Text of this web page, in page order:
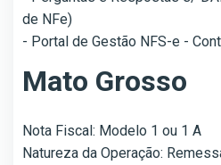
de NFe)
- Portal de Gestão NFS-e -
Mato Grosso
Nota Fiscal: Modelo 1 ou 1 A
Natureza da Operação: